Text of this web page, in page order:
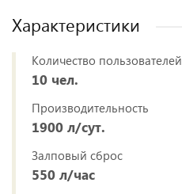
Характеристики
Количество пользователей
10 чел.
Производительность
1900 л/сут.
Залповый сброс
550 л/час